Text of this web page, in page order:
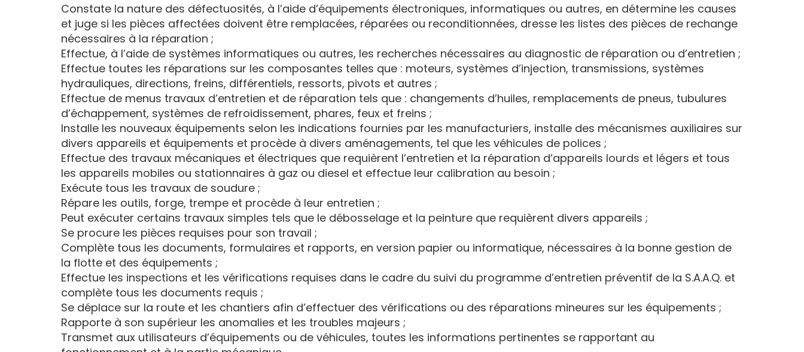
Constate la nature des défectuosités, à l’aide d’équipements électroniques, informatiques ou autres, en détermine les causes
et juge si les pièces affectées doivent être remplacées, réparées ou reconditionnées, dresse les listes des pièces de rechange
nécessaires à la réparation ;
Effectue, à l’aide de systèmes informatiques ou autres, les recherches nécessaires au diagnostic de réparation ou d’entretien ;
Effectue toutes les réparations sur les composantes telles que : moteurs, systèmes d’injection, transmissions, systèmes
hydrauliques, directions, freins, différentiels, ressorts, pivots et autres ;
Effectue de menus travaux d’entretien et de réparation tels que : changements d’huiles, remplacements de pneus, tubulures
d’échappement, systèmes de refroidissement, phares, feux et freins ;
Installe les nouveaux équipements selon les indications fournies par les manufacturiers, installe des mécanismes auxiliaires sur
divers appareils et équipements et procède à divers aménagements, tel que les véhicules de polices ;
Effectue des travaux mécaniques et électriques que requièrent l’entretien et la réparation d’appareils lourds et légers et tous
les appareils mobiles ou stationnaires à gaz ou diesel et effectue leur calibration au besoin ;
Exécute tous les travaux de soudure ;
Répare les outils, forge, trempe et procède à leur entretien ;
Peut exécuter certains travaux simples tels que le débosselage et la peinture que requièrent divers appareils ;
Se procure les pièces requises pour son travail ;
Complète tous les documents, formulaires et rapports, en version papier ou informatique, nécessaires à la bonne gestion de
la flotte et des équipements ;
Effectue les inspections et les vérifications requises dans le cadre du suivi du programme d’entretien préventif de la S.A.A.Q. et
complète tous les documents requis ;
Se déplace sur la route et les chantiers afin d’effectuer des vérifications ou des réparations mineures sur les équipements ;
Rapporte à son supérieur les anomalies et les troubles majeurs ;
Transmet aux utilisateurs d’équipements ou de véhicules, toutes les informations pertinentes se rapportant au